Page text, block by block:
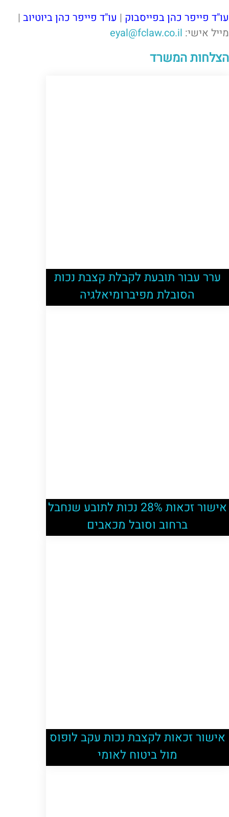
עו"ד פייפר כהן בפייסבוק | עו"ד פייפר כהן ביוטיוב |
מייל אישי: eyal@fclaw.co.il
הצלחות המשרד
ערר עבור תובעת לקבלת קצבת נכות
הסובלת מפיברומיאלגיה
אישור זכאות 28% נכות לתובע שנחבל
ברחוב וסובל מכאבים
אישור זכאות לקצבת נכות עקב לופוס
מול ביטוח לאומי